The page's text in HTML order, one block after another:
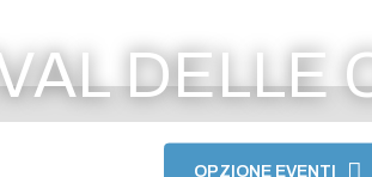
DELLE
OPZIONE EVENTI